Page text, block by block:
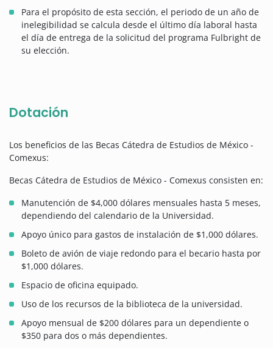
Para el propósito de esta sección, el periodo de un año de
inelegibilidad se calcula desde el último día laboral hasta
el día de entrega de la solicitud del programa Fulbright de
su elección.
Dotación
Los beneficios de las Becas Cátedra de Estudios de México -
Comexus:
Becas Cátedra de Estudios de México - Comexus consisten en:
Manutención de $4,000 dólares mensuales hasta 5 meses,
dependiendo del calendario de la Universidad.
Apoyo único para gastos de instalación de $1,000 dólares.
Boleto de avión de viaje redondo para el becario hasta por
$1,000 dólares.
Espacio de oficina equipado.
Uso de los recursos de la biblioteca de la universidad.
Apoyo mensual de $200 dólares para un dependiente o
$350 para dos o más dependientes.